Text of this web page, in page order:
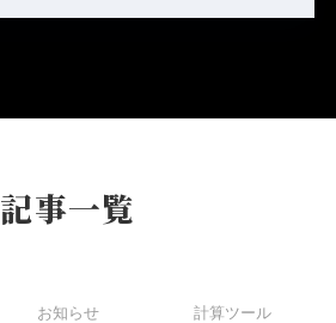
記事一覧
お知らせ 計算ツール